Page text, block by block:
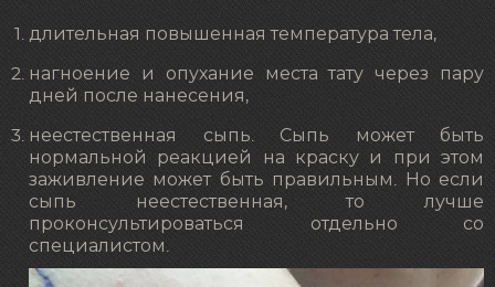
длительная повышенная температура тела,
нагноение и опухание места тату через пару
дней после нанесения,
неестественная сыпь. Сыпь может быть
нормальной реакцией на краску и при этом
заживление может быть правильным. Но если
сыпь неестественная, то лучше
проконсультироваться отдельно со
специалистом.